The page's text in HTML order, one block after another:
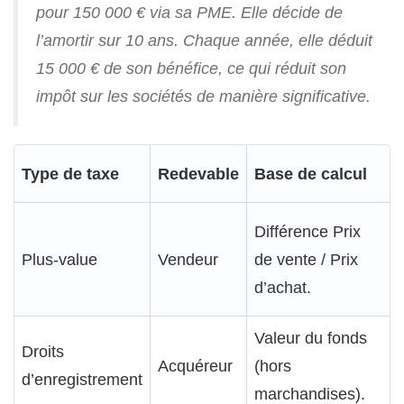
pour 150 000 € via sa PME. Elle décide de
l’amortir sur 10 ans. Chaque année, elle déduit
15 000 € de son bénéfice, ce qui réduit son
impôt sur les sociétés de manière significative.
Type de taxe Redevable Base de calcul
Plus-value Vendeur
Différence Prix
de vente / Prix
d’achat.
Droits
d’enregistrement
Acquéreur
Valeur du fonds
(hors
marchandises).